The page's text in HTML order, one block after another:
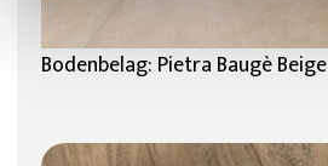
Bodenbelag: Pietra Baugè Beige